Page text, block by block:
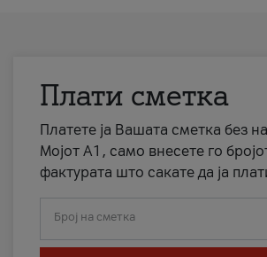
Плати сметка
Платете ја Вашата сметка без
Мојот А1, само внесете го
фактурата што сакате да ја
Број на сметка